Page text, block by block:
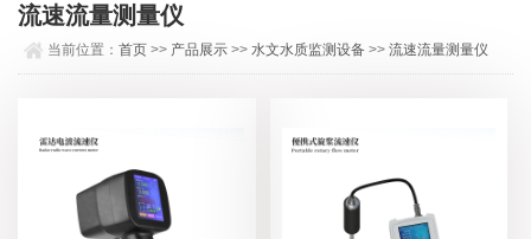
流速流量测量仪
当前位置：首页 >> 产品展示 >>水文水质监测设备 >>流速流量测量仪